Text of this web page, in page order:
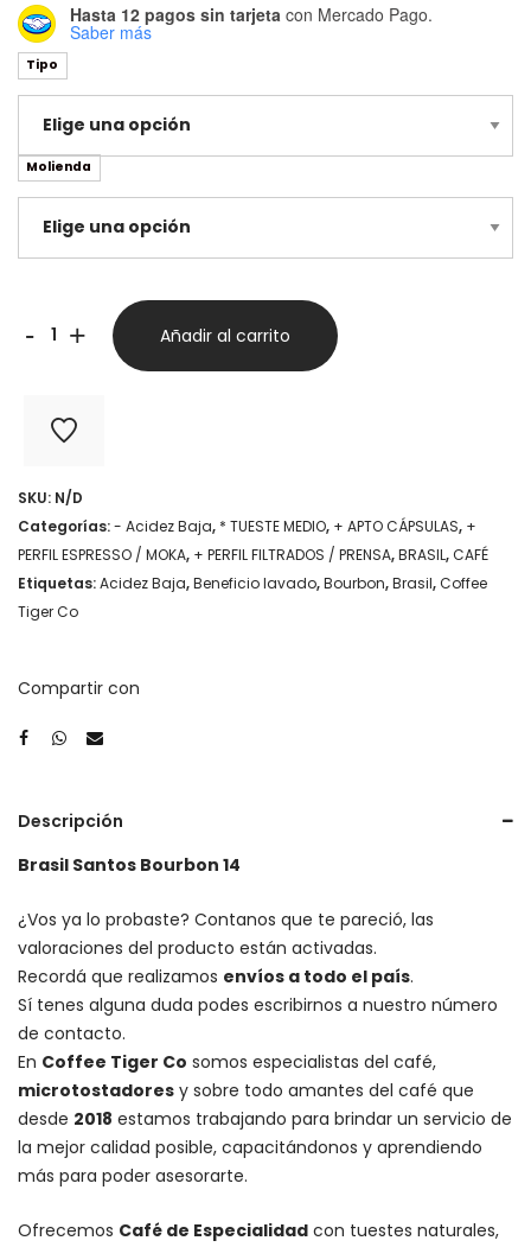
Hasta 12 pagos sin tarjeta con Mercado Pago.
Saber más
Tipo
Molienda
-
Tiger
Co
cantidad
+ Añadir al carrito
SKU: N/D
Categorías:- Acidez Baja, * TUESTE MEDIO, + APTO CÁPSULAS, +
PERFIL ESPRESSO / MOKA, + PERFIL FILTRADOS / PRENSA,BRASIL,CAFÉ
Etiquetas:Acidez Baja,Beneficio lavado,Bourbon,Brasil,Coffee
Tiger Co
Compartir con
Descripción
Brasil Santos Bourbon 14
¿Vos ya lo probaste? Contanos que te pareció, las
valoraciones del producto están activadas.
Recordá que realizamos envíos a todo el país.
Sí tenes alguna duda podes escribirnos a nuestro número
de contacto.
En Coffee Tiger Co somos especialistas del café,
microtostadores y sobre todo amantes del café que
desde 2018 estamos trabajando para brindar un servicio de
la mejor calidad posible, capacitándonos y aprendiendo
más para poder asesorarte.
Ofrecemos Café de Especialidad con tuestes naturales,